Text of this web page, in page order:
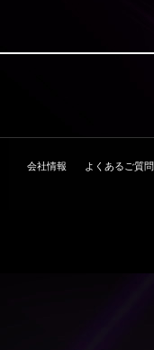
会社情報 よくあるご質問